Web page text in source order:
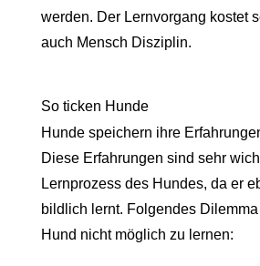
werden. Der Lernvorgang kostet
auch Mensch Disziplin.
So ticken Hunde
Hunde speichern ihre
Diese Erfahrungen sind sehr
Lernprozess des Hundes, da er
bildlich lernt. Folgendes
Hund nicht möglich zu lernen: